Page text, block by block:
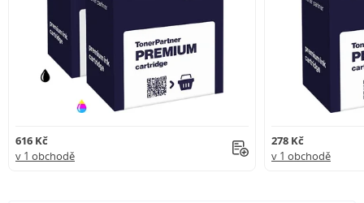
616 Kč
v 1 obchodě
278 Kč
v 1 obchodě